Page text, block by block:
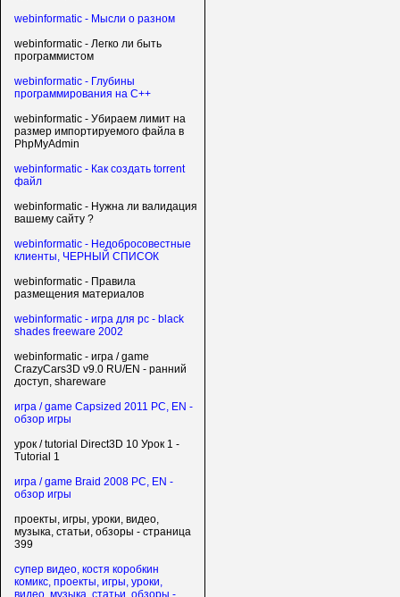
webinformatic - Мысли о разном
webinformatic - Легко ли быть
программистом
webinformatic - Глубины
программирования на C++
webinformatic - Убираем лимит на
размер импортируемого файла в
PhpMyAdmin
webinformatic - Как создать torrent
файл
webinformatic - Нужна ли валидация
вашему сайту ?
webinformatic - Недобросовестные
клиенты, ЧЕРНЫЙ СПИСОК
webinformatic - Правила
размещения материалов
webinformatic - игра для pc - black
shades freeware 2002
webinformatic - игра / game
CrazyCars3D v9.0 RU/EN - ранний
доступ, shareware
игра / game Capsized 2011 PC, EN -
обзор игры
урок / tutorial Direct3D 10 Урок 1 -
Tutorial 1
игра / game Braid 2008 PC, EN -
обзор игры
проекты, игры, уроки, видео,
музыка, статьи, обзоры - страница
399
супер видео, костя коробкин
комикс, проекты, игры, уроки,
видео, музыка, статьи, обзоры -